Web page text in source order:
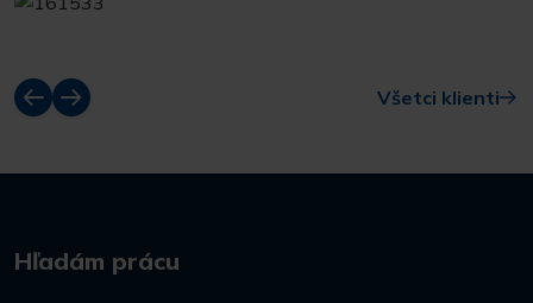
Všetci klienti
Hľadám prácu